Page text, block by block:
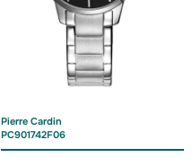
Pierre Cardin
PC901742F06